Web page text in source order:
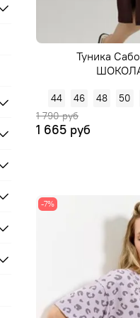
Туника
44 46 48 50
1 790 руб
1 665 руб
-7%